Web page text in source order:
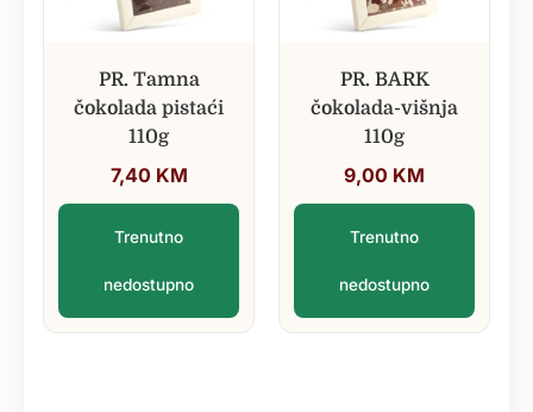
PR. Tamna
čokolada pistaći
110g
7,40 KM
Trenutno
nedostupno
PR. BARK
čokolada-višnja
110g
9,00 KM
Trenutno
nedostupno